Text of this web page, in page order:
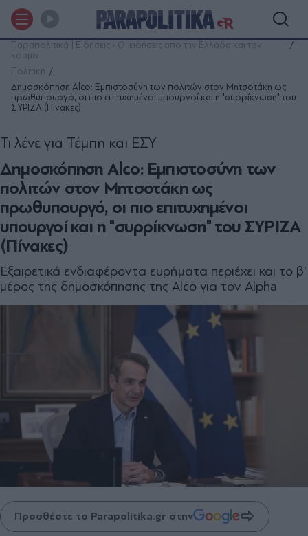
Παραπολιτικά | Ειδήσεις - Οι ειδήσεις από την Ελλάδα και τον
κόσμο
Πολιτική
Δημοσκόπηση Alco: Εμπιστοσύνη των πολιτών στον Μητσοτάκη ως
πρωθυπουργό, οι πιο επιτυχημένοι υπουργοί και η "συρρίκνωση" του
ΣΥΡΙΖΑ (Πίνακες)
Δημοσκόπηση Alco: Εμπιστοσύνη των
πολιτών στον Μητσοτάκη ως
πρωθυπουργό, οι πιο επιτυχημένοι
υπουργοί και η "συρρίκνωση" του ΣΥΡΙΖΑ
(Πίνακες)
Τι λένε για Τέμπη και ΕΣΥ
Εξαιρετικά ενδιαφέροντα ευρήματα περιέχει και το β'
μέρος της δημοσκόπησης της Alco για τον Alpha
Προσθέστε το Parapolitika.gr στην